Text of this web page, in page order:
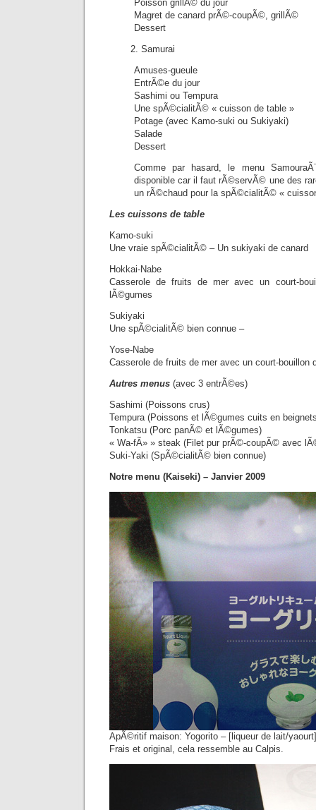
Poisson grillÃ© du jour
Magret de canard prÃ©-coupÃ©, grillÃ©
Dessert
Samurai
Amuses-gueule
EntrÃ©e du jour
Sashimi ou Tempura
Une spÃ©cialitÃ© « cuisson de table »
Potage (avec Kamo-suki ou Sukiyaki)
Salade
Dessert
Comme par hasard, le menu
disponible car il faut rÃ©servÃ© une des
un rÃ©chaud pour la spÃ©cialitÃ© «
Les cuissons de table
Kamo-suki
Une vraie spÃ©cialitÃ© – Un sukiyaki de canard
Hokkai-Nabe
Casserole de fruits de mer avec un court-
lÃ©gumes
Sukiyaki
Une spÃ©cialitÃ© bien connue –
Yose-Nabe
Casserole de fruits de mer avec un court-bouillon
Autres menus (avec 3 entrÃ©es)
Sashimi (Poissons crus)
Tempura (Poissons et lÃ©gumes cuits en
Tonkatsu (Porc panÃ© et lÃ©gumes)
« Wa-fÃ» » steak (Filet pur prÃ©-coupÃ© avec
Suki-Yaki (SpÃ©cialitÃ© bien connue)
Notre menu (Kaiseki) – Janvier 2009
ApÃ©ritif maison: Yogorito – [liqueur de lait/
Frais et original, cela ressemble au Calpis.